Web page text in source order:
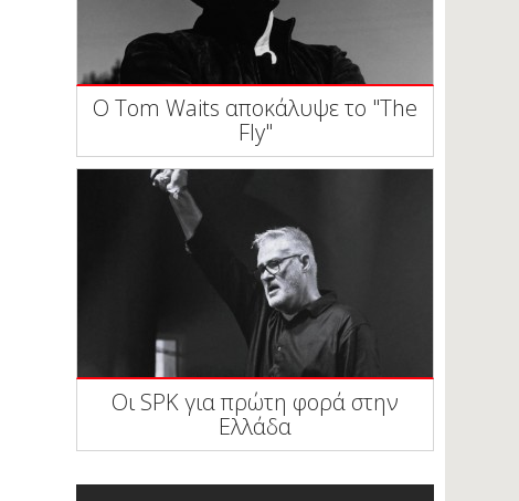
Ο Tom Waits αποκάλυψε το "The
Fly"
Οι SPK για πρώτη φορά στην
Ελλάδα